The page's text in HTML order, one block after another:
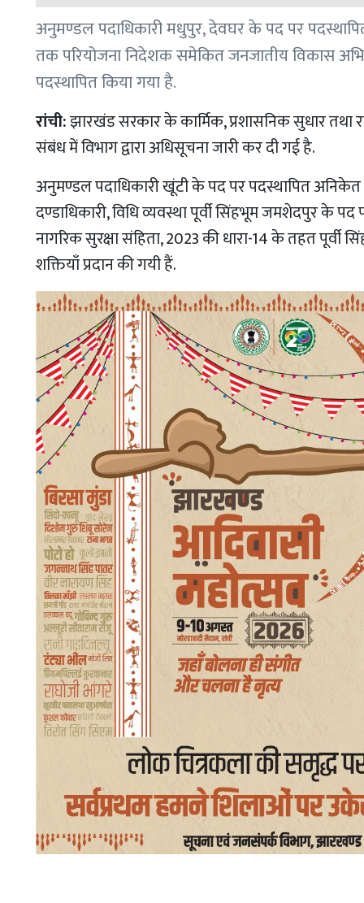
अनुमण्डल पदाधिकारी मधुपुर, देवघर के पद पर
तक परियोजना निदेशक समेकित जनजातीय विकास
पदस्थापित किया गया है.
रांची:झारखंड सरकार के कार्मिक, प्रशासनिक सुधार तथा
संबंध में विभाग द्वारा अधिसूचना जारी कर दी गई है.
अनुमण्डल पदाधिकारी खूंटी के पद पर पदस्थापित
दण्डाधिकारी, विधि व्यवस्था पूर्वी सिंहभूम जमशेदपुर के
नागरिक सुरक्षा संहिता, 2023 की धारा-14 के तहत
शक्तियाँ प्रदान की गयी हैं.